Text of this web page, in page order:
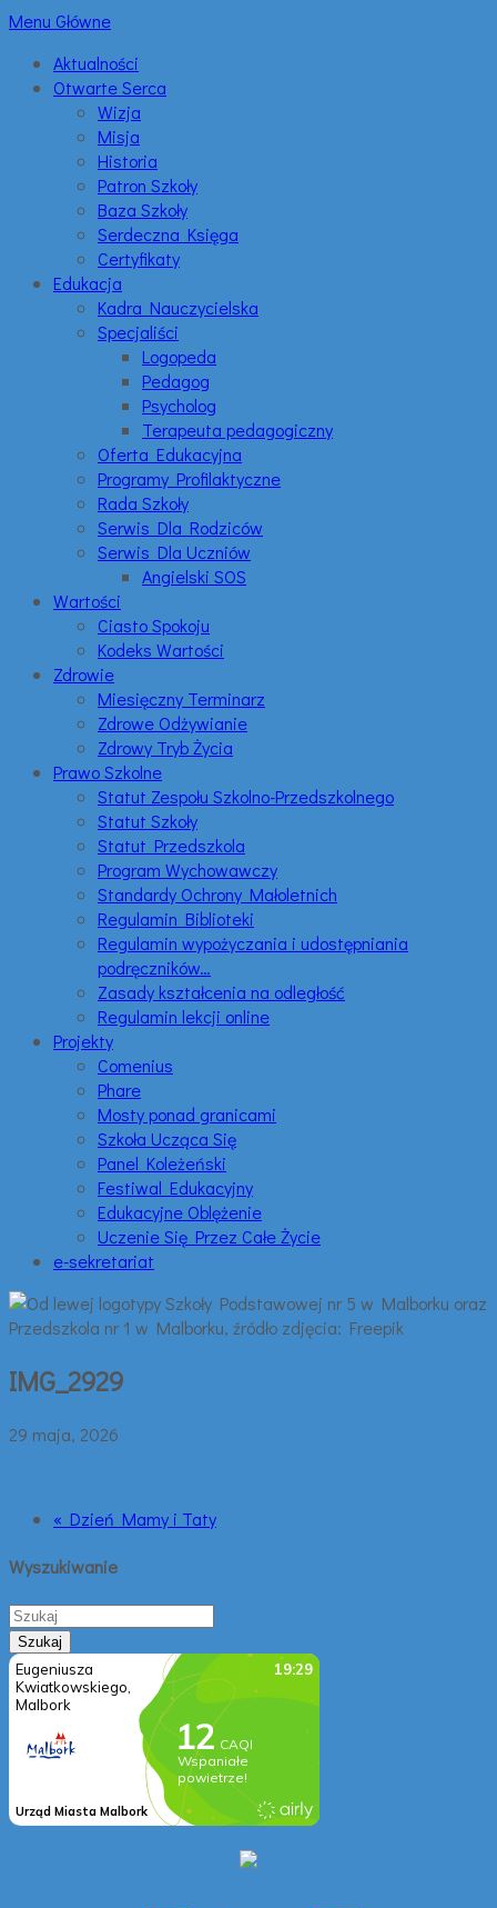
Menu Główne
Aktualności
Otwarte Serca
Wizja
Misja
Historia
Patron Szkoły
Baza Szkoły
Serdeczna Księga
Certyfikaty
Edukacja
Kadra Nauczycielska
Specjaliści
Logopeda
Pedagog
Psycholog
Terapeuta pedagogiczny
Oferta Edukacyjna
Programy Profilaktyczne
Rada Szkoły
Serwis Dla Rodziców
Serwis Dla Uczniów
Angielski SOS
Wartości
Ciasto Spokoju
Kodeks Wartości
Zdrowie
Miesięczny Terminarz
Zdrowe Odżywianie
Zdrowy Tryb Życia
Prawo Szkolne
Statut Zespołu Szkolno-Przedszkolnego
Statut Szkoły
Statut Przedszkola
Program Wychowawczy
Standardy Ochrony Małoletnich
Regulamin Biblioteki
Regulamin wypożyczania i udostępniania
podręczników…
Zasady kształcenia na odległość
Regulamin lekcji online
Projekty
Comenius
Phare
Mosty ponad granicami
Szkoła Ucząca Się
Panel Koleżeński
Festiwal Edukacyjny
Edukacyjne Oblężenie
Uczenie Się Przez Całe Życie
e-sekretariat
IMG_2929
29 maja, 2026
« Dzień Mamy i Taty
Wyszukiwanie